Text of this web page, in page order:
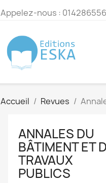
Appelez-nous :
Accueil Revues
ANNALES DU
BÂTIMENT ET
TRAVAUX
PUBLICS